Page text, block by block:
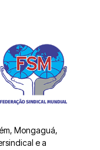
Mongaguá,
e a